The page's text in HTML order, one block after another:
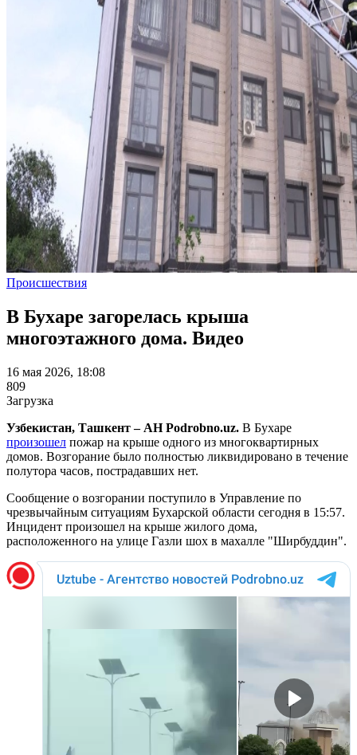
Происшествия
В Бухаре загорелась крыша
многоэтажного дома. Видео
16 мая 2026, 18:08
809
Загрузка
Узбекистан, Ташкент – АН Podrobno.uz. В Бухаре
произошел пожар на крыше одного из многоквартирных
домов. Возгорание было полностью ликвидировано в течение
полутора часов, пострадавших нет.
Сообщение о возгорании поступило в Управление по
чрезвычайным ситуациям Бухарской области сегодня в 15:57.
Инцидент произошел на крыше жилого дома,
расположенного на улице Газли шох в махалле "Ширбуддин".